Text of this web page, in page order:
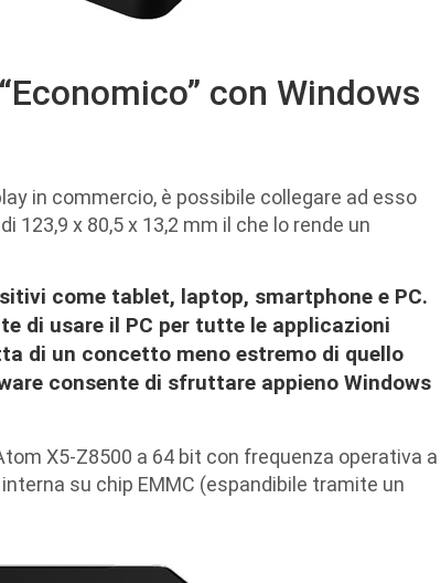
con Windows
in commercio, è possibile collegare ad esso
x 80,5 x 13,2 mm il che lo rende un
come tablet, laptop, smartphone e PC.
di usare il PC per tutte le applicazioni
di un concetto meno estremo di quello
consente di sfruttare appieno Windows
X5-Z8500 a 64 bit con frequenza operativa a
interna su chip EMMC (espandibile tramite un